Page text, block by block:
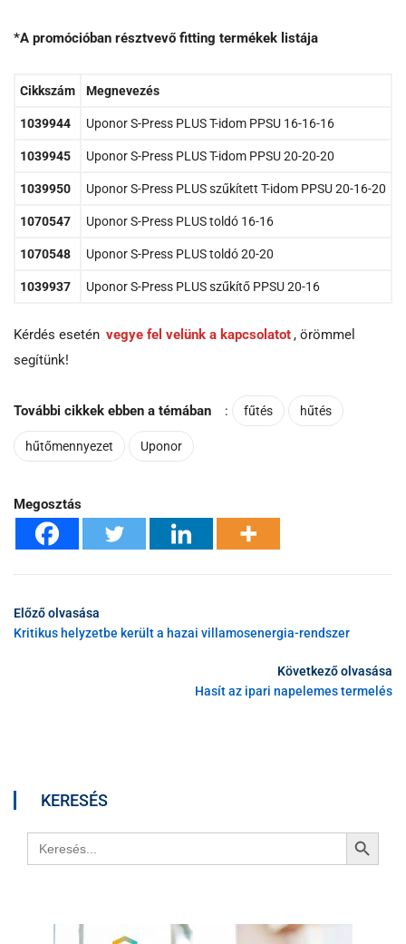
*A promócióban résztvevő fitting termékek listája
Cikkszám Megnevezés
1039944 Uponor S-Press PLUS T-idom PPSU 16-16-16
1039945 Uponor S-Press PLUS T-idom PPSU 20-20-20
1039950 Uponor S-Press PLUS szűkített T-idom PPSU 20-16-20
1070547 Uponor S-Press PLUS toldó 16-16
1070548 Uponor S-Press PLUS toldó 20-20
1039937 Uponor S-Press PLUS szűkítő PPSU 20-16
Kérdés esetén vegye fel velünk a kapcsolatot , örömmel
segítünk!
További cikkek ebben a témában : fűtés hűtés
hűtőmennyezet Uponor
Megosztás
Előző olvasása
Kritikus helyzetbe került a hazai villamosenergia-rendszer
Következő olvasása
Hasít az ipari napelemes termelés
KERESÉS
Search
for:
Search Button